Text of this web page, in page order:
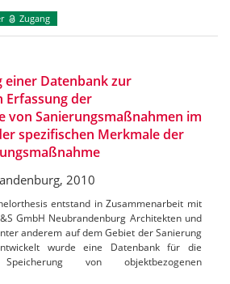
Zugang
einer Datenbank zur
Erfassung der
von Sanierungsmaßnahmen im
spezifischen Merkmale der
2010
entstand in Zusammenarbeit mit
GmbH Neubrandenburg Architekten und
anderem auf dem Gebiet der Sanierung
wurde eine Datenbank für die
von objektbezogenen